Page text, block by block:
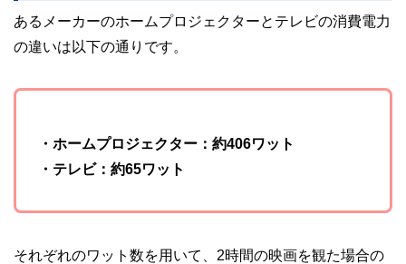
私たちは、快適でより良い生活のアイデアを提供するお金の
コンシェルジュを目指します。
あるメーカーのホームプロジェクターとテレビの消費電力
の違いは以下の通りです。
・ホームプロジェクター：約406ワット
・テレビ：約65ワット
それぞれのワット数を用いて、2時間の映画を観た場合の